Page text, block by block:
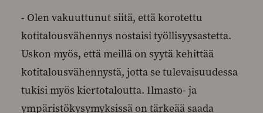
- Olen vakuuttunut siitä, että korotettu
kotitalousvähennys nostaisi työllisyysastetta.
Uskon myös, että meillä on syytä kehittää
kotitalousvähennystä, jotta se tulevaisuudessa
tukisi myös kiertotaloutta. Ilmasto- ja
ympäristökysymyksissä on tärkeää saada